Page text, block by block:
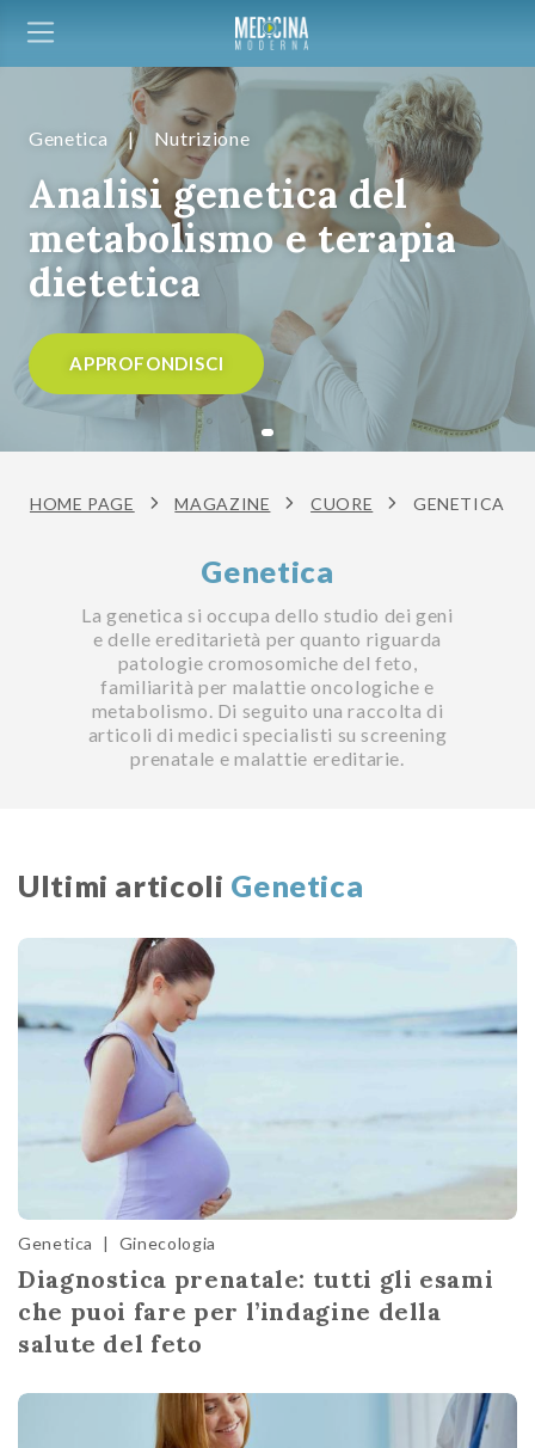
Genetica | Nutrizione
Analisi genetica del
metabolismo e terapia
dietetica
APPROFONDISCI
HOME PAGE MAGAZINE CUORE GENETICA
Genetica
La genetica si occupa dello studio dei geni
e delle ereditarietà per quanto riguarda
patologie cromosomiche del feto,
familiarità per malattie oncologiche e
metabolismo. Di seguito una raccolta di
articoli di medici specialisti su screening
prenatale e malattie ereditarie.
Ultimi articoli Genetica
Genetica | Ginecologia
Diagnostica prenatale: tutti gli esami
che puoi fare per l’indagine della
salute del feto